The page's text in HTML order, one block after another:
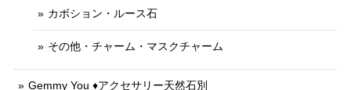
カボション・ルース石
その他・チャーム・マスクチャーム
Gemmy You ♦︎アクセサリー天然石別